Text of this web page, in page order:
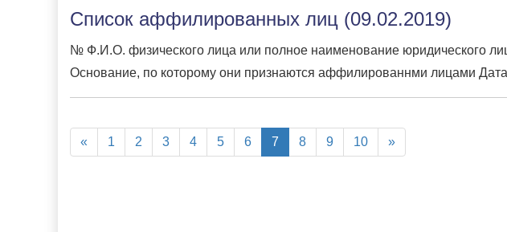
Список аффилированных лиц (09.02.2019)
№ Ф.И.О. физического лица или полное наименование юридического
Основание, по которому они признаются аффилированнми лицами
« 1 2 3 4 5 6 7 8 9 10 »